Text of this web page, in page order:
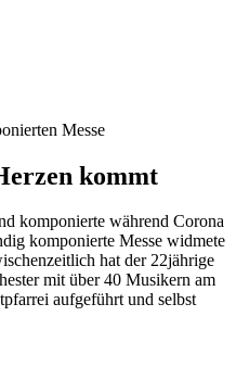
Messe
kommt
komponierte während Corona
komponierte Messe widmete
hat der 22jährige
mit über 40 Musikern am
aufgeführt und selbst